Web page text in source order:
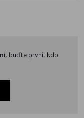
buďte první, kdo